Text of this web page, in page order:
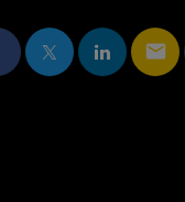
email